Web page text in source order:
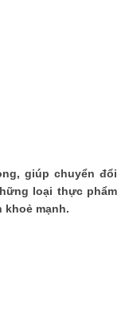
giúp chuyển đổi
loại thực phẩm
mạnh.